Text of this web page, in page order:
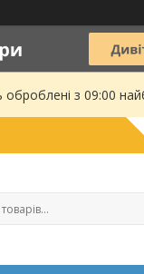
з 09:00